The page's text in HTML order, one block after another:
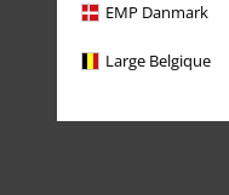
EMP Danmark
Large Belgique